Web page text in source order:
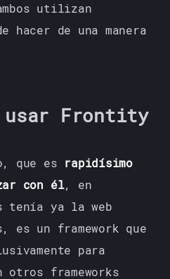
utilizan
hacer de una manera
usar Frontity
que es rapidísimo
con él, en
tenía ya la web
es un framework que
para
otros frameworks